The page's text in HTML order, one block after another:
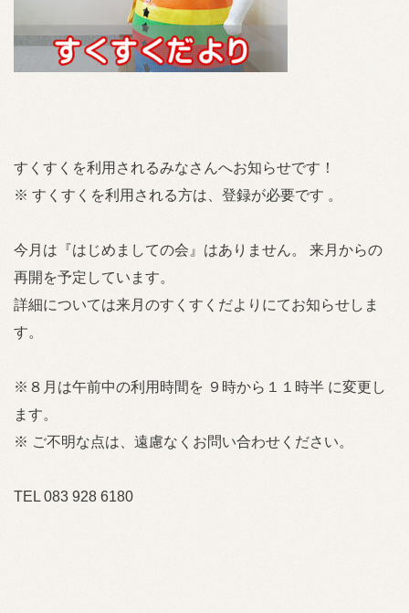
すくすくを利用されるみなさんへお知らせです！
※ すくすくを利用される方は、登録が必要です 。
今月は『はじめましての会』はありません。 来月からの
再開を予定しています。
詳細については来月のすくすくだよりにてお知らせしま
す。
※８月は午前中の利用時間を ９時から１１時半 に変更し
ます。
※ ご不明な点は、遠慮なくお問い合わせください。
TEL 083 928 6180